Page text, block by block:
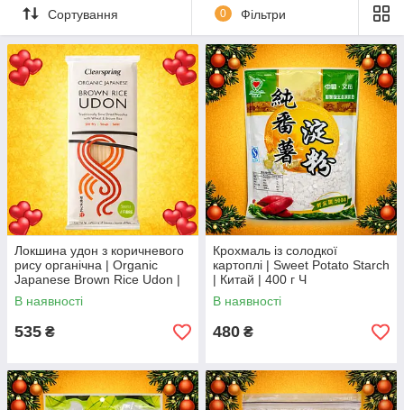
гурманам, що готують вдома;
ресторанам та кафе HoReCa;
гуртовим покупцям і магазинам.
💡 Оберіть найкращі інгредієнти з Азії й готуйте страви з
оригінальним смаком у себе вдома або на професійній кухні.
Сортування 0 Фільтри
Локшина удон з коричневого
рису органічна | Organic
Japanese Brown Rice Udon |
Японія | Clearspring | 250 г,
VG
В наявності
535 ₴
Крохмаль із солодкої
картоплі | Sweet Potato Starch
| Китай | 400 г Ч
В наявності
480 ₴